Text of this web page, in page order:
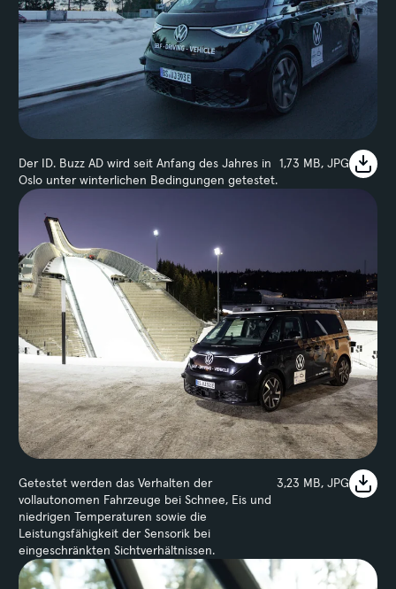
Der ID. Buzz AD wird seit Anfang des Jahres in
Oslo unter winterlichen Bedingungen getestet.
1,73 MB, JPG
Getestet werden das Verhalten der
vollautonomen Fahrzeuge bei Schnee, Eis und
niedrigen Temperaturen sowie die
Leistungsfähigkeit der Sensorik bei
eingeschränkten Sichtverhältnissen.
3,23 MB, JPG